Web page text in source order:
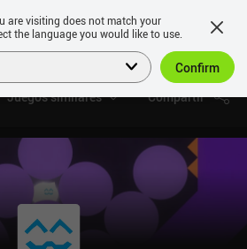
Juegos similares Compartir
are visiting does not match your
the language you would like to use.
Confirm